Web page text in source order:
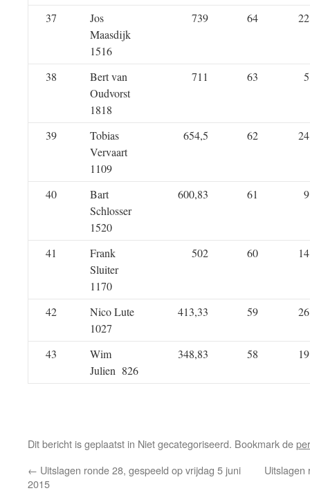
37
Jos
Maasdijk
1516
739 64 22
38
Bert van
Oudvorst
1818
711 63 5
39
Tobias
Vervaart
1109
654,5 62 24
40
Bart
Schlosser
1520
600,83 61 9
41
Frank
Sluiter
1170
502 60 14
42
Nico Lute
1027
413,33 59 26
43
Wim
Julien 826
348,83 58 19
Dit bericht is geplaatst in Niet gecategoriseerd. Bookmark de
← Uitslagen ronde 28, gespeeld op vrijdag 5 juni
2015
Uitslagen